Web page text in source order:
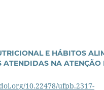
E HÁBITOS
ATENDIDAS NA
10.22478/ufpb.2317-